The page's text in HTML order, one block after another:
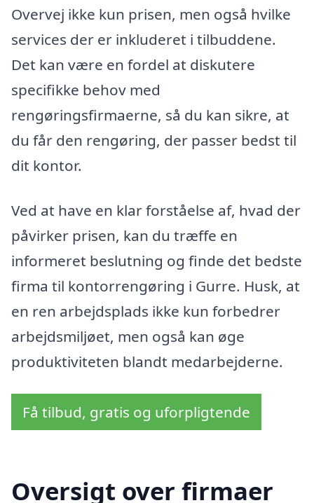
Overvej ikke kun prisen, men også hvilke
services der er inkluderet i tilbuddene.
Det kan være en fordel at diskutere
specifikke behov med
rengøringsfirmaerne, så du kan sikre, at
du får den rengøring, der passer bedst til
dit kontor.
Ved at have en klar forståelse af, hvad der
påvirker prisen, kan du træffe en
informeret beslutning og finde det bedste
firma til kontorrengøring i Gurre. Husk, at
en ren arbejdsplads ikke kun forbedrer
arbejdsmiljøet, men også kan øge
produktiviteten blandt medarbejderne.
Få tilbud, gratis og uforpligtende
Oversigt over firmaer